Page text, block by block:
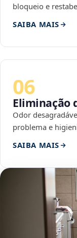
bloqueio e
SAIBA MAIS
06
Eliminação
Odor
problema e
SAIBA MAIS